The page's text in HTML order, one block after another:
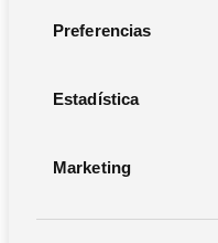
Preferencias
Estadística
Marketing
Buscar